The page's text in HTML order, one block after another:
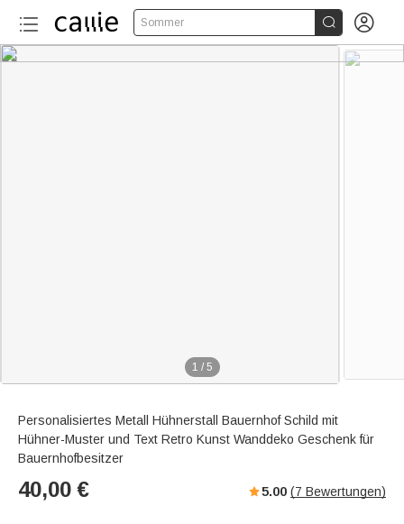
Sommer  
1 / 5
Personalisiertes Metall Hühnerstall Bauernhof Schild mit
Hühner-Muster und Text Retro Kunst Wanddeko Geschenk für
Bauernhofbesitzer
40,00 € 5.00 (7 Bewertungen)